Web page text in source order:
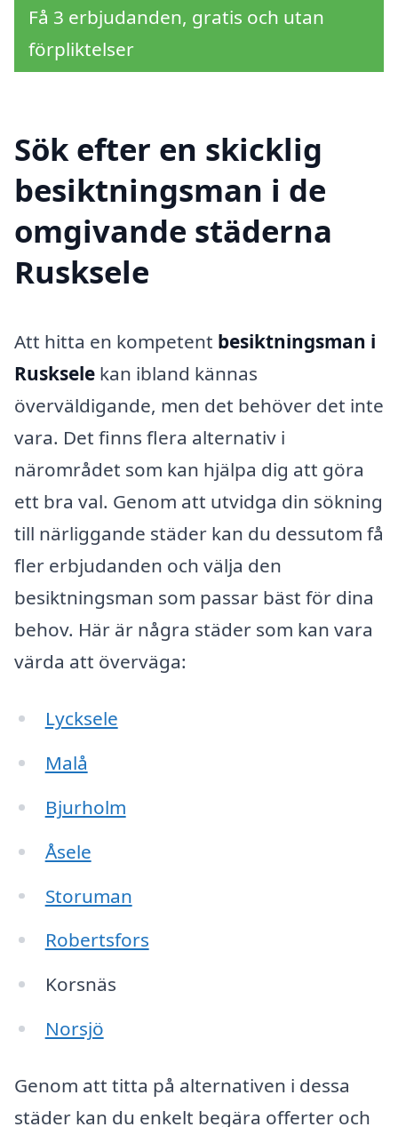
Få 3 erbjudanden, gratis och utan
förpliktelser
Sök efter en skicklig
besiktningsman i de
omgivande städerna
Rusksele
Att hitta en kompetent besiktningsman i
Rusksele kan ibland kännas
överväldigande, men det behöver det inte
vara. Det finns flera alternativ i
närområdet som kan hjälpa dig att göra
ett bra val. Genom att utvidga din sökning
till närliggande städer kan du dessutom få
fler erbjudanden och välja den
besiktningsman som passar bäst för dina
behov. Här är några städer som kan vara
värda att överväga:
Lycksele
Malå
Bjurholm
Åsele
Storuman
Robertsfors
Korsnäs
Norsjö
Genom att titta på alternativen i dessa
städer kan du enkelt begära offerter och